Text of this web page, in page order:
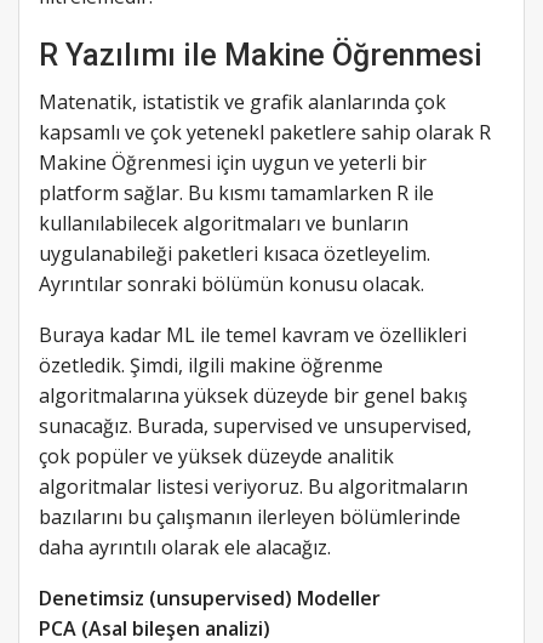
R Yazılımı ile Makine Öğrenmesi
Matenatik, istatistik ve grafik alanlarında çok
kapsamlı ve çok yetenekl paketlere sahip olarak R
Makine Öğrenmesi için uygun ve yeterli bir
platform sağlar. Bu kısmı tamamlarken R ile
kullanılabilecek algoritmaları ve bunların
uygulanabileği paketleri kısaca özetleyelim.
Ayrıntılar sonraki bölümün konusu olacak.
Buraya kadar ML ile temel kavram ve özellikleri
özetledik. Şimdi, ilgili makine öğrenme
algoritmalarına yüksek düzeyde bir genel bakış
sunacağız. Burada, supervised ve unsupervised,
çok popüler ve yüksek düzeyde analitik
algoritmalar listesi veriyoruz. Bu algoritmaların
bazılarını bu çalışmanın ilerleyen bölümlerinde
daha ayrıntılı olarak ele alacağız.
Denetimsiz (unsupervised) Modeller
PCA (Asal bileşen analizi)